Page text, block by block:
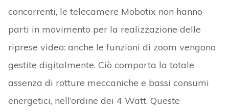
concorrenti, le telecamere Mobotix non hanno
parti in movimento per la realizzazione delle
riprese video: anche le funzioni di zoom vengono
gestite digitalmente. Ciò comporta la totale
assenza di rotture meccaniche e bassi consumi
energetici, nell’ordine dei 4 Watt. Queste